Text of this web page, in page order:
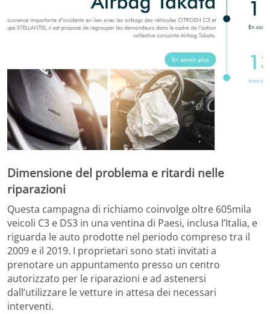
Dimensione del problema e ritardi nelle
riparazioni
Questa campagna di richiamo coinvolge oltre 605mila
veicoli C3 e DS3 in una ventina di Paesi, inclusa l’Italia, e
riguarda le auto prodotte nel periodo compreso tra il
2009 e il 2019. I proprietari sono stati invitati a
prenotare un appuntamento presso un centro
autorizzato per le riparazioni e ad astenersi
dall’utilizzare le vetture in attesa dei necessari
interventi.